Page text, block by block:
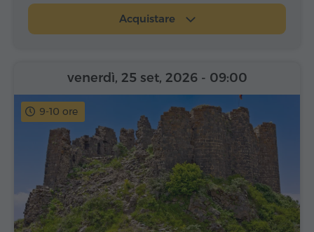
Acquistare
9-10 ore
venerdì, 25 set, 2026 - 09:00